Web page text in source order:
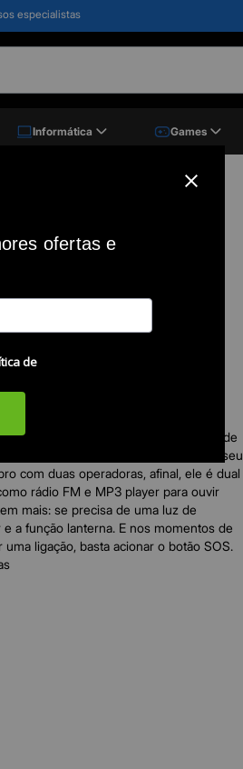
especialistas
Informática Games
Preto , MULTI
4G de fácil navegação
celular altamente funcional e cheio de
4G, você facilita as tarefas simples do seu
com duas operadoras, afinal, ele é dual
rádio FM e MP3 player para ouvir
mais: se precisa de uma luz de
a função lanterna. E nos momentos de
ligação, basta acionar o botão SOS.
ofertas e
de